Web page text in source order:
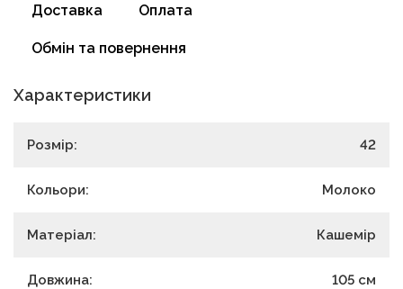
Доставка Оплата
Обмін та повернення
Характеристики
Розмір: 42
Кольори: Молоко
Матеріал: Кашемір
Довжина: 105 см